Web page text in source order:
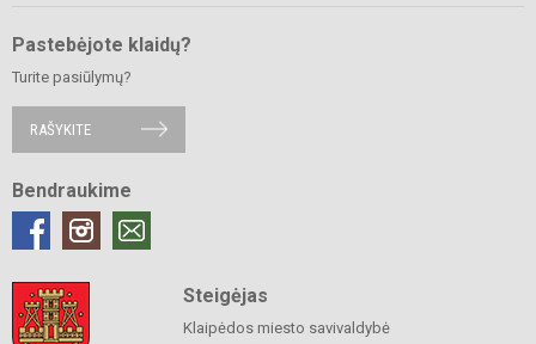
Pastebėjote klaidų?
Turite pasiūlymų?
RAŠYKITE
Bendraukime
Steigėjas
Klaipėdos miesto savivaldybė